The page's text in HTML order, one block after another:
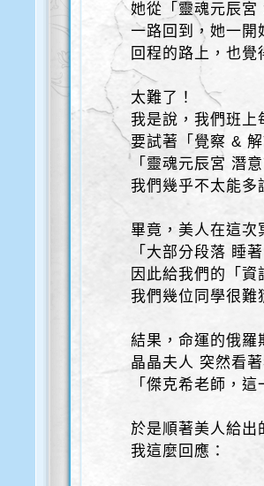
她從「靈魂元辰宮
一路回到，她一開
回程的路上，也
太難了！
我是說，我們班上
要試著「覺察 &
「靈魂元辰宮 潛
我們幾乎不太能
畢竟，美人在這次
「大部分段落 睡著
因此給我們的「資
我們幾位同學很難
結果，命運的俄
晶晶夫人 突然看著
「傑克希老師，
於是順著美人給出
我這麼回應：